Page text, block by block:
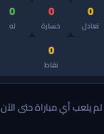
0
تعادل
0
خسارة
0
له
0
نقاط
لم يلعب أي مباراة حتى الآن